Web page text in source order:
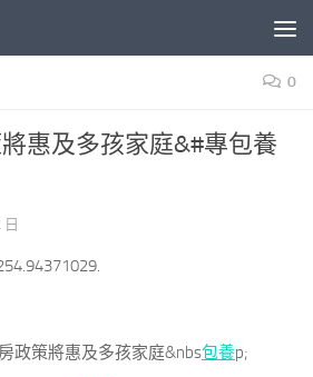
0
惠及多孩家庭&#專包養
策將惠及多孩家庭&nbs包養p;